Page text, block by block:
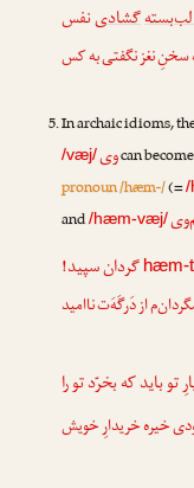
گشادینفس
نغز نگفتی به کس
In archaic idioms,
/væj/ویcan
pronoun /hæm-/(=/
and/hæm-væj/
hæm- گردان سپید!
از دَرگَهَ‌ت ناامید
تو باید که بخرّد تو را
خیره خریدارِ خویش